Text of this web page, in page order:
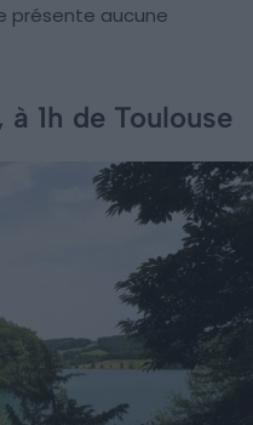
présente aucune
1h de Toulouse